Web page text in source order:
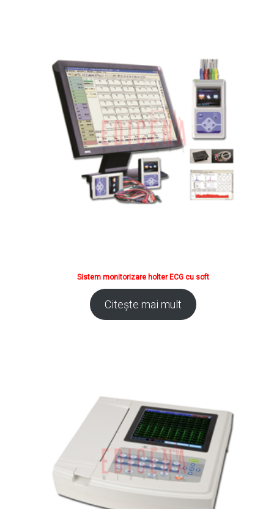
Sistem monitorizare holter ECG cu soft
Citește mai mult